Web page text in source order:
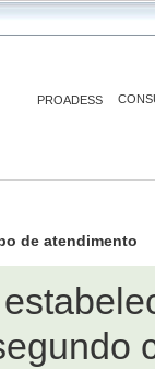
PROADESS
de atendimento